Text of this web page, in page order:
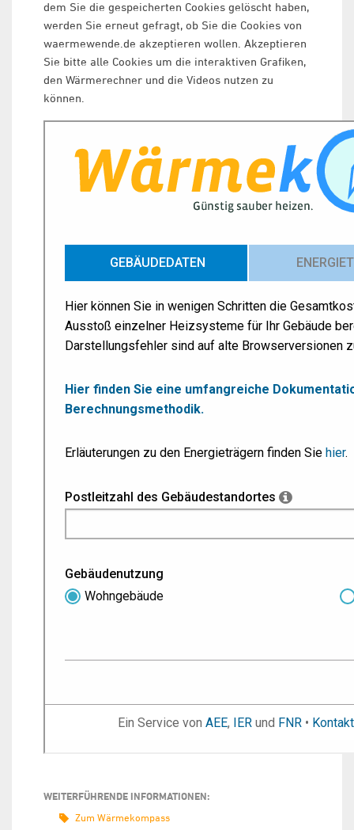
dem Sie die gespeicherten Cookies gelöscht haben,
werden Sie erneut gefragt, ob Sie die Cookies von
waermewende.de akzeptieren wollen. Akzeptieren
Sie bitte alle Cookies um die interaktiven Grafiken,
den Wärmerechner und die Videos nutzen zu
können.
WEITERFÜHRENDE INFORMATIONEN:
Zum Wärmekompass